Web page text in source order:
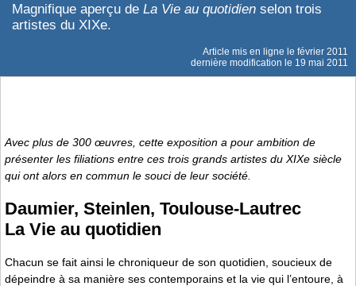
Magnifique aperçu de La Vie au quotidien selon trois
artistes du XIXe.
Article mis en ligne le février 2011
dernière modification le 19 mai 2011
Avec plus de 300 œuvres, cette exposition a pour ambition de
présenter les filiations entre ces trois grands artistes du XIXe siècle
qui ont alors en commun le souci de leur société.
Daumier, Steinlen, Toulouse-Lautrec
La Vie au quotidien
Chacun se fait ainsi le chroniqueur de son quotidien, soucieux de
dépeindre à sa manière ses contemporains et la vie qui l’entoure, à